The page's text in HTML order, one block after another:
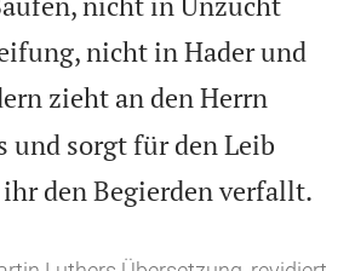
nicht in Hader und
zieht an den Herrn
und sorgt für den Leib
den Begierden verfallt.